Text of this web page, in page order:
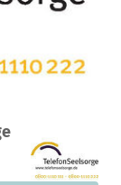
1.990 €
fehlen noch